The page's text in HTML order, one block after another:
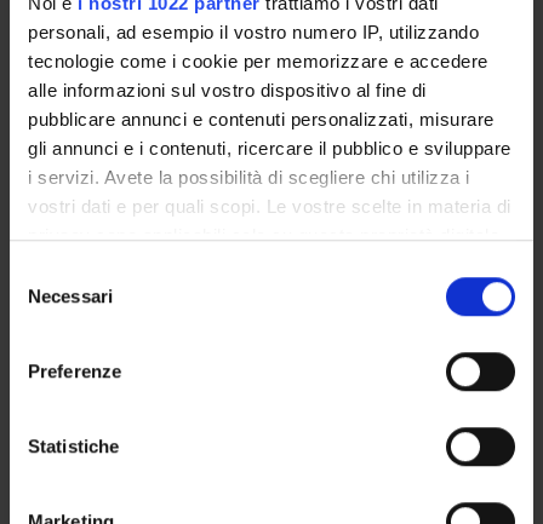
personali, ad esempio il vostro numero IP, utilizzando
tecnologie come i cookie per memorizzare e accedere
alle informazioni sul vostro dispositivo al fine di
pubblicare annunci e contenuti personalizzati, misurare
gli annunci e i contenuti, ricercare il pubblico e sviluppare
i servizi. Avete la possibilità di scegliere chi utilizza i
vostri dati e per quali scopi. Le vostre scelte in materia di
privacy sono applicabili solo su questa proprietà digitale
modificare o revocare il proprio consenso in qualsiasi
momento dalla Dichiarazione sui cookie o facendo clic
raccogliere informazioni sulla tua posizione
geografica, con un'approssimazione di qualche
delNecessari
Preferenze
Statistiche
ORGANISATION
GOVERNANCE
COMMITTEES
DEPARTMENT ADMINISTRATION OFFICES
DEPARTMENT FACILITIES
LABORATORIES AND RESEARCH CENTRES